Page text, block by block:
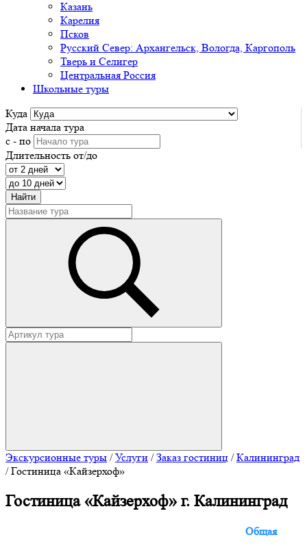
Казань
Карелия
Псков
Русский Север: Архангельск, Вологда, Каргополь
Тверь и Селигер
Центральная Россия
Школьные туры
Куда
Дата начала тура
с - по
Длительность от/до
Экскурсионные туры / Услуги /Заказ гостиниц /Калининград
/Гостиница «Кайзерхоф»
Гостиница «Кайзерхоф» г. Калининград
Общая